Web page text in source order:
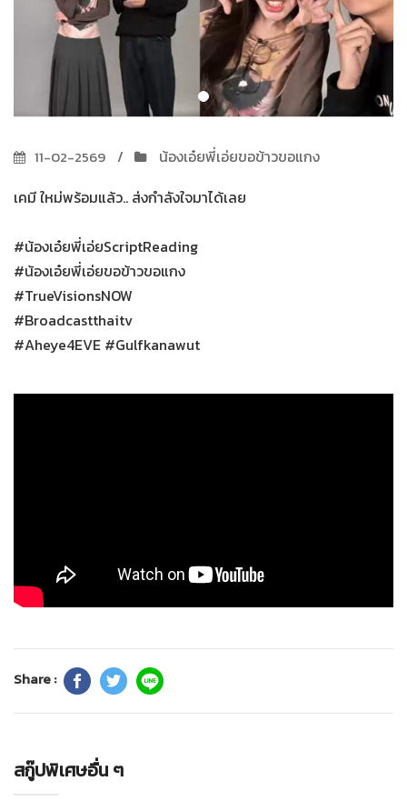
11-02-2569
น้องเอ๋ยพี่เอ่ยขอข้าวขอแกง
เคมี ใหม่พร้อมแล้ว.. ส่งกำลังใจมาได้เลย
#น้องเอ๋ยพี่เอ่ยScriptReading
#น้องเอ๋ยพี่เอ่ยขอข้าวขอแกง
#TrueVisionsNOW
#Broadcastthaitv
#Aheye4EVE #Gulfkanawut
Share :
สกู๊ปพิเศษอื่น ๆ